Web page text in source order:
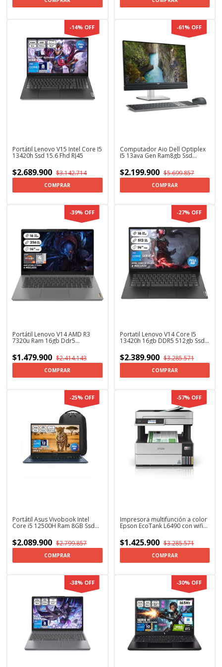
Portátil Lenovo V15 Intel Core I5
13420h Ssd 15.6 Fhd RJ45
-14% OFF
$2.689.900 $3.142.714
COMPRAR
Computador Aio Dell Optiplex
I5 13ava Gen Ram8gb Ssd
-61% OFF
$2.199.900 $5.699.857
COMPRAR
Portátil Lenovo V14 AMD R3
7320u Ram 16gb Ddr5
-39% OFF
$1.479.900 $2.414.143
COMPRAR
Portatil Lenovo V14 Core I5
13420h 16gb DDR5 512gb Ssd
-27% OFF
$2.389.900 $3.285.571
COMPRAR
Portátil Asus Vivobook Intel
Core i5 12500H Ram 8GB Ssd
-25% OFF
$2.089.900 $2.799.857
COMPRAR
Impresora multifunción a color
Epson EcoTank L6490 con wifi
-57% OFF
$1.425.900 $3.285.571
COMPRAR
-38% OFF -30% OFF